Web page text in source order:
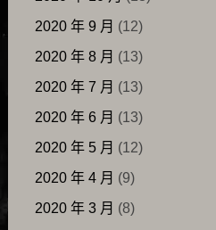
2020 年 9 月 (12)
2020 年 8 月 (13)
2020 年 7 月 (13)
2020 年 6 月 (13)
2020 年 5 月 (12)
2020 年 4 月 (9)
2020 年 3 月 (8)